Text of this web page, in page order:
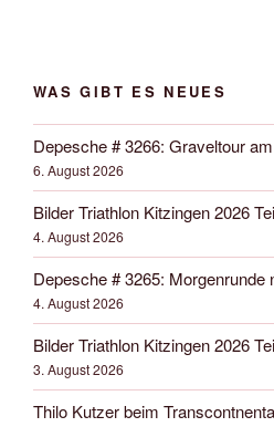
WAS GIBT ES NEUES
Depesche # 3266: Graveltour
6. August 2026
Bilder Triathlon Kitzingen 2026
4. August 2026
Depesche # 3265: Morgenrunde
4. August 2026
Bilder Triathlon Kitzingen 2026
3. August 2026
Thilo Kutzer beim